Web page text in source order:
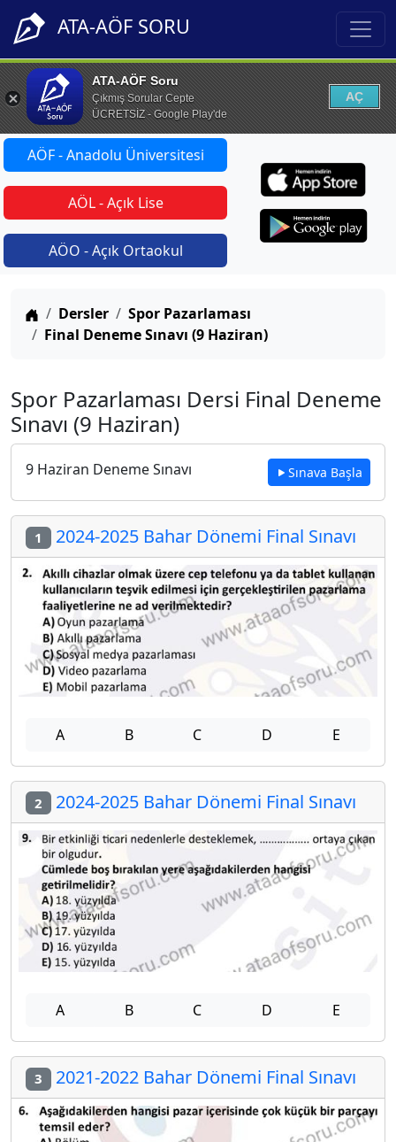
ATA-AÖF SORU
ATA-AÖF Soru
Çıkmış Sorular Cepte
ÜCRETSİZ - Google Play'de
AÇ
AÖF - Anadolu Üniversitesi
AÖL - Açık Lise
AÖO - Açık Ortaokul
Anasayfa
Dersler
Spor Pazarlaması
Final Deneme Sınavı (9 Haziran)
Spor Pazarlaması Dersi Final Deneme
Sınavı (9 Haziran)
9 Haziran Deneme Sınavı Sınava Başla
1 2024-2025 Bahar Dönemi Final Sınavı
A B C D E
2 2024-2025 Bahar Dönemi Final Sınavı
A B C D E
3 2021-2022 Bahar Dönemi Final Sınavı